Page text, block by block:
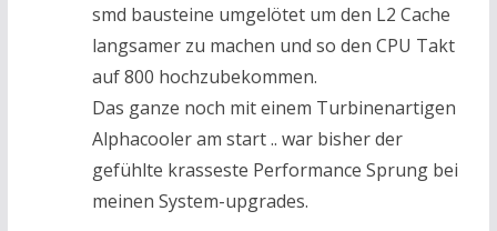
smd bausteine umgelötet um den L2 Cache
langsamer zu machen und so den CPU Takt
auf 800 hochzubekommen.
Das ganze noch mit einem Turbinenartigen
Alphacooler am start .. war bisher der
gefühlte krasseste Performance Sprung bei
meinen System-upgrades.